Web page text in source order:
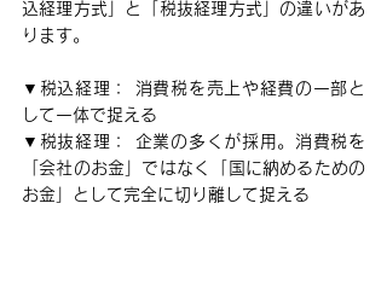
込経理方式」と「税抜経理方式」の違いがあ
ります。
▼税込経理： 消費税を売上や経費の一部と
して一体で捉える
▼税抜経理： 企業の多くが採用。消費税を
「会社のお金」ではなく「国に納めるための
お金」として完全に切り離して捉える